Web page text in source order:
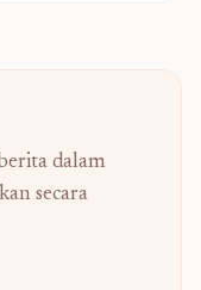
dalam
secara